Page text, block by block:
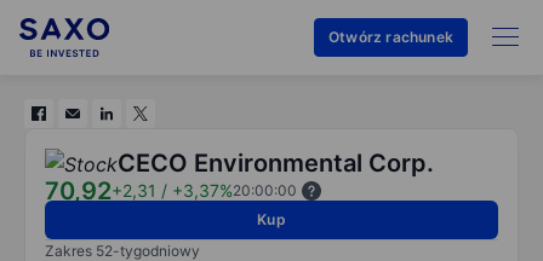
Otwórz rachunek
CECO Environmental Corp.
70,92+2,31 / +3,37%20:00:00
Kup
Zakres 52-tygodniowy